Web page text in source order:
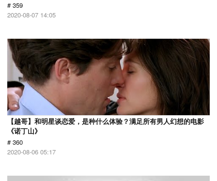
# 359
2020-08-07 14:05
【越哥】和明星谈恋爱，是种什么体验？满足所有男人幻想的电影
《诺丁山》
# 360
2020-08-06 05:17